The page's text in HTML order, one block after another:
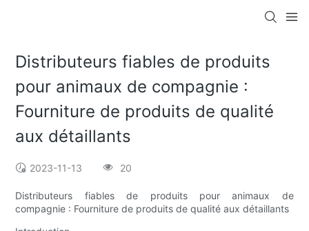
Distributeurs fiables de produits
pour animaux de compagnie :
Fourniture de produits de qualité
aux détaillants
2023-11-13 20
Distributeurs fiables de produits pour animaux de
compagnie : Fourniture de produits de qualité aux détaillants